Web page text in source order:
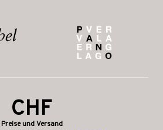
CHF
Preise und Versand